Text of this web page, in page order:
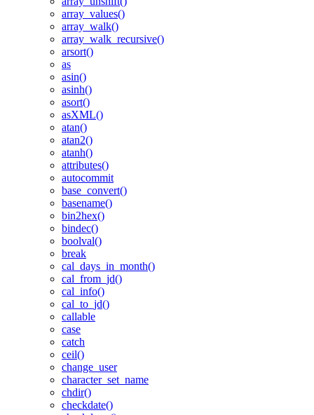
array_values()
array_walk()
array_walk_recursive()
arsort()
as
asin()
asinh()
asort()
asXML()
atan()
atan2()
atanh()
attributes()
autocommit
base_convert()
basename()
bin2hex()
bindec()
boolval()
break
cal_days_in_month()
cal_from_jd()
cal_info()
cal_to_jd()
callable
case
catch
ceil()
change_user
character_set_name
chdir()
checkdate()